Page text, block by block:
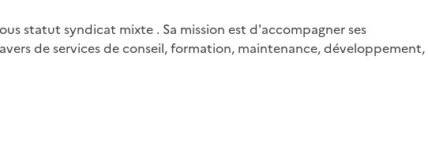
statut syndicat mixte . Sa mission est d'accompagner ses
de services de conseil, formation, maintenance, développement,